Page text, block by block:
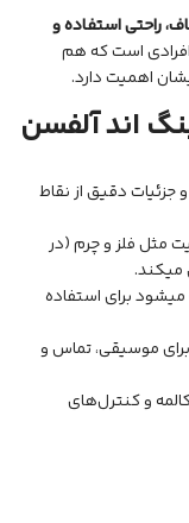
راحتی استفاده و
افرادی است که هم
اهمیت دارد.
اند آلفسن
جزئیات دقیق از نقاط
مثل فلز و چرم (در
میکند.
برای استفاده
برای موسیقی، تماس و
و کنترل‌های